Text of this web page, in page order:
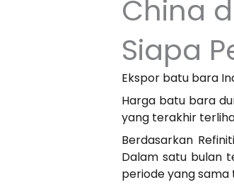
China
Siapa
Ekspor batu bara
Harga batu bara
yang terakhir
Berdasarkan
Dalam satu bulan
periode yang sama